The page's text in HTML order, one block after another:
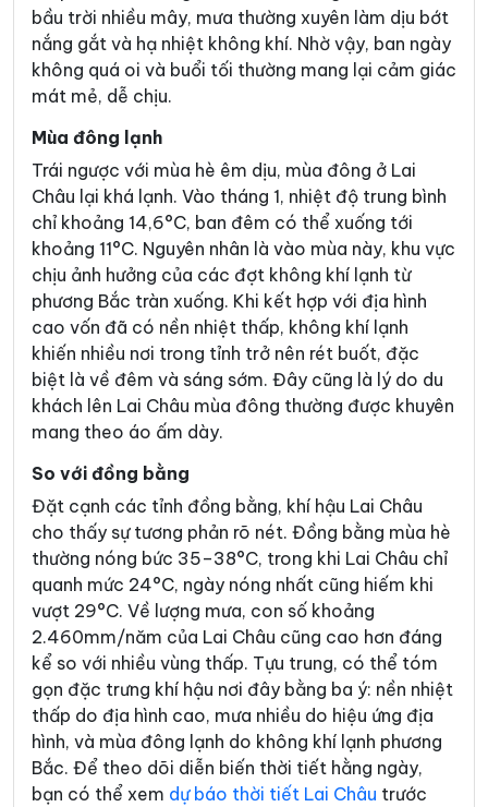
bầu trời nhiều mây, mưa thường xuyên làm dịu bớt
nắng gắt và hạ nhiệt không khí. Nhờ vậy, ban ngày
không quá oi và buổi tối thường mang lại cảm giác
mát mẻ, dễ chịu.
Mùa đông lạnh
Trái ngược với mùa hè êm dịu, mùa đông ở Lai
Châu lại khá lạnh. Vào tháng 1, nhiệt độ trung bình
chỉ khoảng 14,6°C, ban đêm có thể xuống tới
khoảng 11°C. Nguyên nhân là vào mùa này, khu vực
chịu ảnh hưởng của các đợt không khí lạnh từ
phương Bắc tràn xuống. Khi kết hợp với địa hình
cao vốn đã có nền nhiệt thấp, không khí lạnh
khiến nhiều nơi trong tỉnh trở nên rét buốt, đặc
biệt là về đêm và sáng sớm. Đây cũng là lý do du
khách lên Lai Châu mùa đông thường được khuyên
mang theo áo ấm dày.
So với đồng bằng
Đặt cạnh các tỉnh đồng bằng, khí hậu Lai Châu
cho thấy sự tương phản rõ nét. Đồng bằng mùa hè
thường nóng bức 35–38°C, trong khi Lai Châu chỉ
quanh mức 24°C, ngày nóng nhất cũng hiếm khi
vượt 29°C. Về lượng mưa, con số khoảng
2.460mm/năm của Lai Châu cũng cao hơn đáng
kể so với nhiều vùng thấp. Tựu trung, có thể tóm
gọn đặc trưng khí hậu nơi đây bằng ba ý: nền nhiệt
thấp do địa hình cao, mưa nhiều do hiệu ứng địa
hình, và mùa đông lạnh do không khí lạnh phương
Bắc. Để theo dõi diễn biến thời tiết hằng ngày,
bạn có thể xem dự báo thời tiết Lai Châu trước